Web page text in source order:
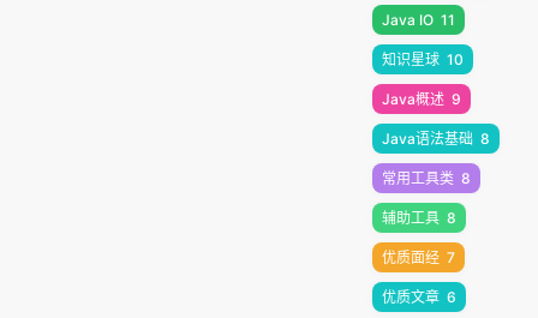
Java IO 11
知识星球 10
Java概述 9
Java语法基础 8
常用工具类 8
辅助工具 8
优质面经 7
优质文章 6